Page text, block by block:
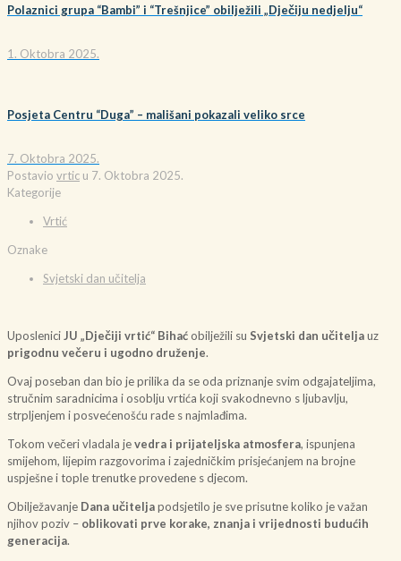
Polaznici grupa “Bambi” i “Trešnjice” obilježili „Dječiju nedjelju“
1. Oktobra 2025.
Posjeta Centru “Duga” – mališani pokazali veliko srce
7. Oktobra 2025.
Postavio vrtic u 7. Oktobra 2025.
Kategorije
Vrtić
Oznake
Svjetski dan učitelja
UposleniciJU „Dječiji vrtić“ Bihaćobilježili su Svjetski dan učiteljauz
prigodnu večeru i ugodno druženje.
Ovaj poseban dan bio je prilika da se oda priznanje svim odgajateljima,
stručnim saradnicima i osoblju vrtića koji svakodnevno s ljubavlju,
strpljenjem i posvećenošću rade s najmlađima.
Tokom večeri vladala jevedra i prijateljska atmosfera, ispunjena
smijehom, lijepim razgovorima i zajedničkim prisjećanjem na brojne
uspješne i tople trenutke provedene s djecom.
Obilježavanje Dana učiteljapodsjetilo je sve prisutne koliko je važan
njihov poziv – oblikovati prve korake, znanja i vrijednosti budućih
generacija.